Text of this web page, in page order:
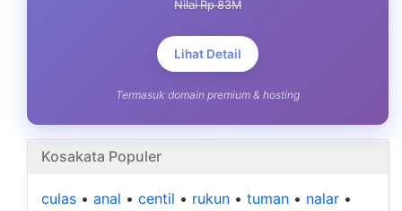
Nilai Rp 83M
Lihat Detail
Termasuk domain premium & hosting
Kosakata Populer
culas • anal • centil • rukun • tuman • nalar •